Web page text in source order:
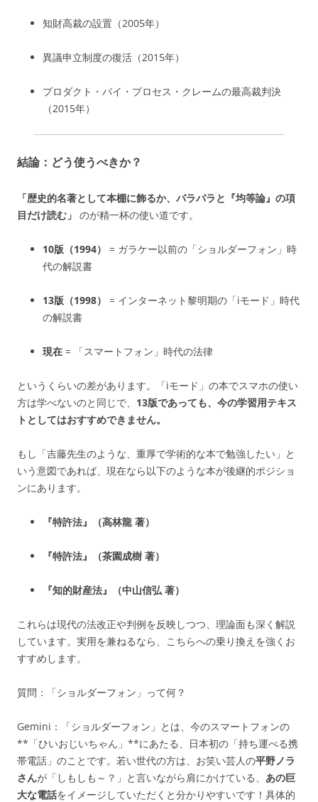
知財高裁の設置（2005年）
異議申立制度の復活（2015年）
プロダクト・バイ・プロセス・クレームの最高裁判決
（2015年）
結論：どう使うべきか？
「歴史的名著として本棚に飾るか、パラパラと『均等論』の項
目だけ読む」 のが精一杯の使い道です。
10版（1994）
= ガラケー以前の「ショルダーフォン」時
代の解説書
13版（1998）
= インターネット黎明期の「iモード」時代
の解説書
現在 = 「スマートフォン」時代の法律
というくらいの差があります。「iモード」の本でスマホの使い
方は学べないのと同じで、 13版であっても、今の学習用テキス
トとしてはおすすめできません。
もし「吉藤先生のような、重厚で学術的な本で勉強したい」と
いう意図であれば、現在なら以下のような本が後継的ポジショ
ンにあります。
『特許法』（高林龍 著）
『特許法』（茶園成樹 著）
『知的財産法』（中山信弘 著）
これらは現代の法改正や判例を反映しつつ、理論面も深く解説
しています。実用を兼ねるなら、こちらへの乗り換えを強くお
すすめします。
質問： 「ショルダーフォン」って何？
Gemini：
「ショルダーフォン」とは、今のスマートフォンの
**「ひいおじいちゃん」**にあたる、日本初の「持ち運べる携
帯電話」のことです。 若い世代の方は、お笑い芸人の平野ノラ
さんが「しもしも～？」と言いながら肩にかけている、 あの巨
大な電話をイメージしていただくと分かりやすいです！ 具体的